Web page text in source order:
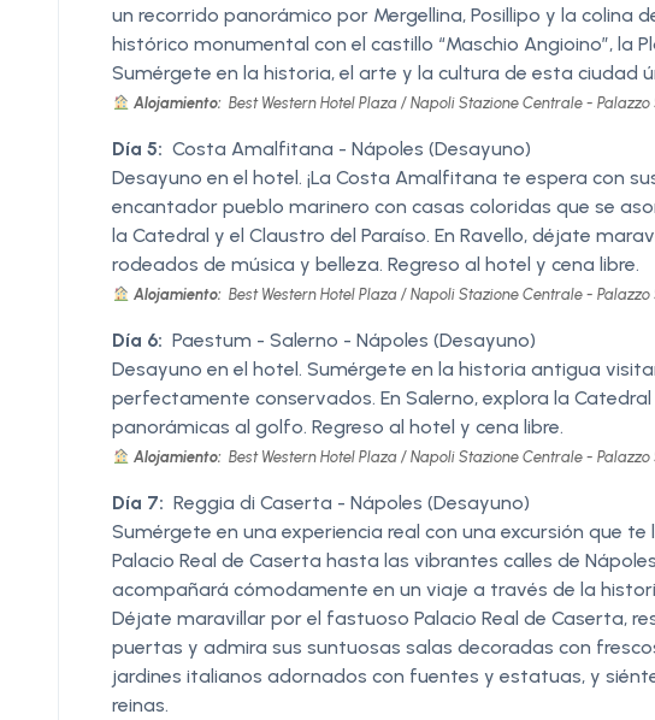
un recorrido panorámico por Mergellina, Posillipo y la colina
histórico monumental con el castillo “Maschio Angioino”, la
Sumérgete en la historia, el arte y la cultura de esta ciudad
Alojamiento: Best Western Hotel Plaza / Napoli Stazione Centrale -
Día 5: Costa Amalfitana - Nápoles (Desayuno)
Desayuno en el hotel. ¡La Costa Amalfitana te espera con
encantador pueblo marinero con casas coloridas que se
la Catedral y el Claustro del Paraíso. En Ravello, déjate
rodeados de música y belleza. Regreso al hotel y cena libre.
Alojamiento: Best Western Hotel Plaza / Napoli Stazione Centrale -
Día 6: Paestum - Salerno - Nápoles (Desayuno)
Desayuno en el hotel. Sumérgete en la historia antigua
perfectamente conservados. En Salerno, explora la
panorámicas al golfo. Regreso al hotel y cena libre.
Alojamiento: Best Western Hotel Plaza / Napoli Stazione Centrale -
Día 7: Reggia di Caserta - Nápoles (Desayuno)
Sumérgete en una experiencia real con una excursión que
Palacio Real de Caserta hasta las vibrantes calles de
acompañará cómodamente en un viaje a través de la
Déjate maravillar por el fastuoso Palacio Real de Caserta,
puertas y admira sus suntuosas salas decoradas con
jardines italianos adornados con fuentes y estatuas, y
reinas.